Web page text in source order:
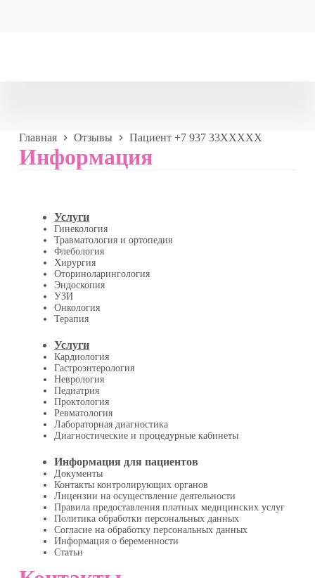
Главная Отзывы Пациент +7 937 33XXXXX
Информация
Услуги
Гинекология
Травматология и ортопедия
Флебология
Хирургия
Оториноларингология
Эндоскопия
УЗИ
Онкология
Терапия
Услуги
Кардиология
Гастроэнтерология
Неврология
Педиатрия
Проктология
Ревматология
Лабораторная диагностика
Диагностические и процедурные кабинеты
Информация для пациентов
Документы
Контакты контролирующих органов
Лицензии на осуществление деятельности
Правила предоставления платных медицинских услуг
Политика обработки персональных данных
Согласие на обработку персональных данных
Информация о беременности
Статьи